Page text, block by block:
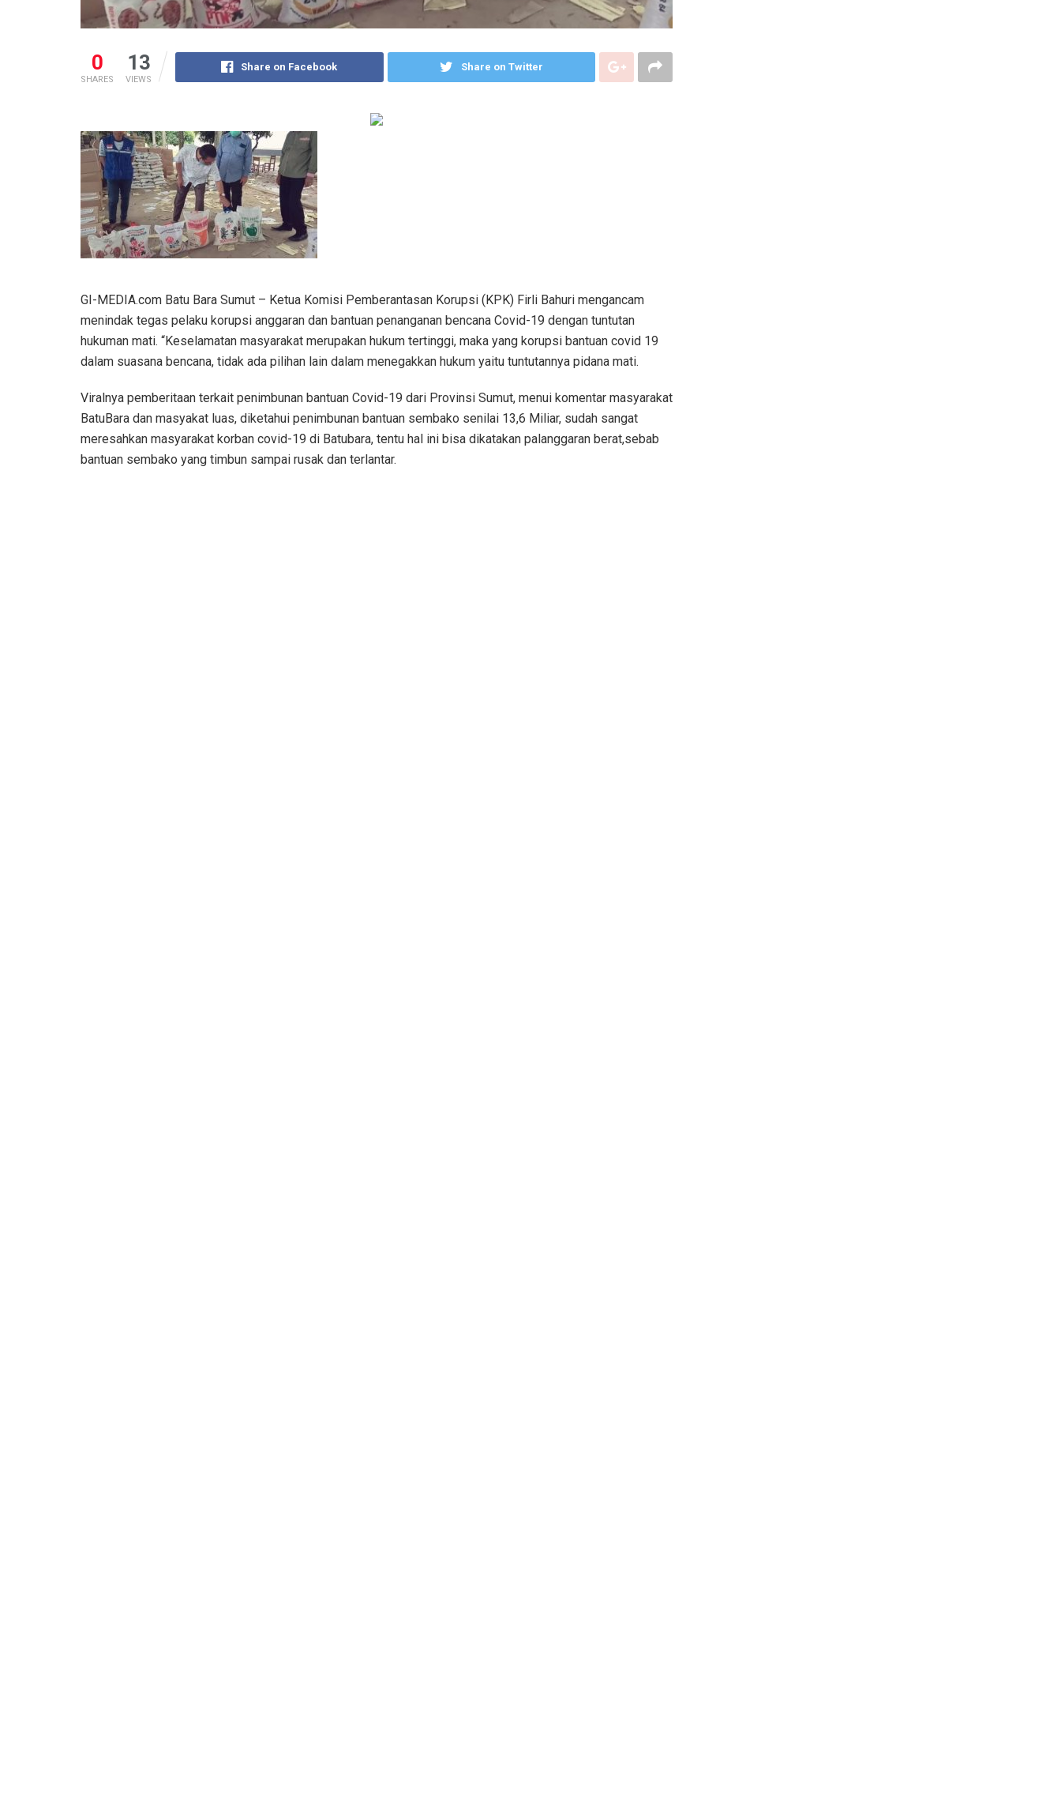
0
SHARES
13
VIEWS
Share on Facebook Share on Twitter
GI-MEDIA.com Batu Bara Sumut – Ketua Komisi Pemberantasan Korupsi (KPK) Firli Bahuri mengancam
menindak tegas pelaku korupsi anggaran dan bantuan penanganan bencana Covid-19 dengan tuntutan
hukuman mati. “Keselamatan masyarakat merupakan hukum tertinggi, maka yang korupsi bantuan covid 19
dalam suasana bencana, tidak ada pilihan lain dalam menegakkan hukum yaitu tuntutannya pidana mati.
Viralnya pemberitaan terkait penimbunan bantuan Covid-19 dari Provinsi Sumut, menui komentar masyarakat
BatuBara dan masyakat luas, diketahui penimbunan bantuan sembako senilai 13,6 Miliar, sudah sangat
meresahkan masyarakat korban covid-19 di Batubara, tentu hal ini bisa dikatakan palanggaran berat,sebab
bantuan sembako yang timbun sampai rusak dan terlantar.